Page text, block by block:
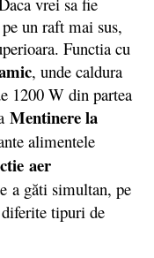
un raft mai sus,
Functia cu
, unde caldura
1200 W din partea
Mentinere la
alimentele
aer
a găti simultan, pe
tipuri de